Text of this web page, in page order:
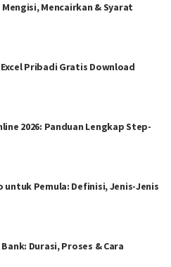
Mengisi, Mencairkan & Syarat
Pribadi Gratis Download
2026: Panduan Lengkap Step-
Pemula: Definisi, Jenis-Jenis
Durasi, Proses & Cara